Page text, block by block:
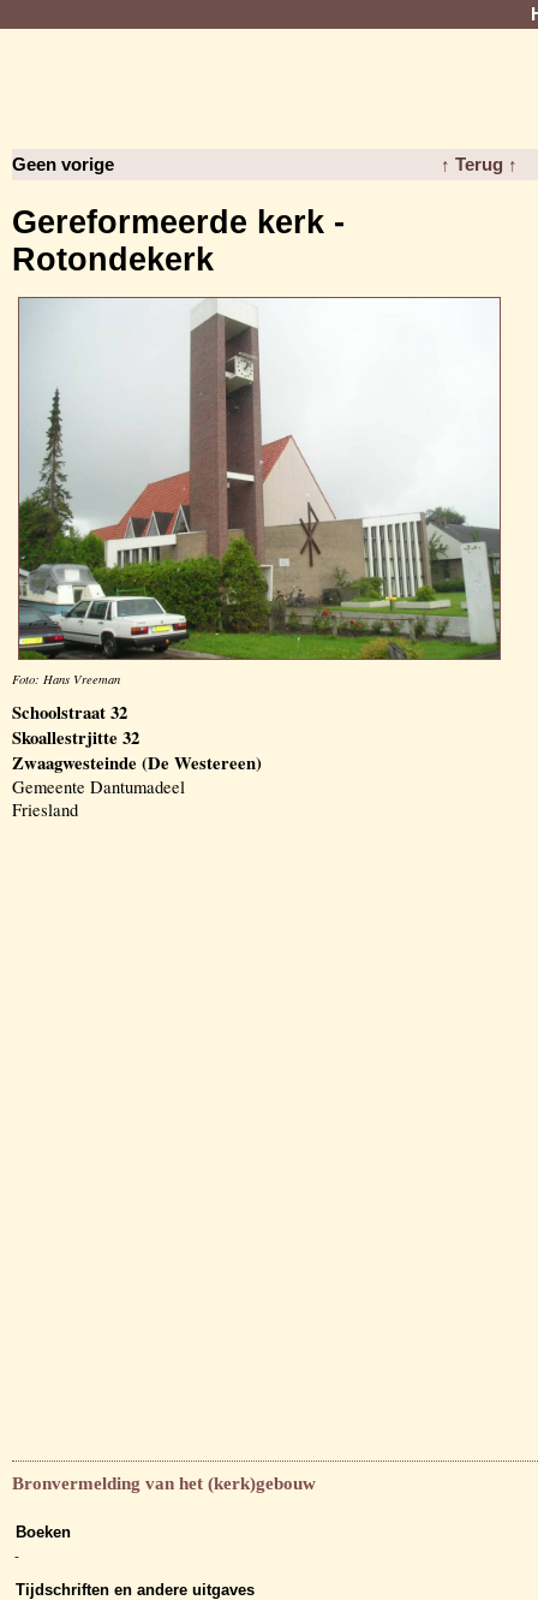
Geen vorige ↑ Terug ↑
Gereformeerde kerk -
Rotondekerk
Foto: Hans Vreeman
Schoolstraat 32
Skoallestrjitte 32
Zwaagwesteinde (De Westereen)
Gemeente Dantumadeel
Friesland
Bronvermelding van het (kerk)gebouw
Boeken
-
Tijdschriften en andere uitgaves